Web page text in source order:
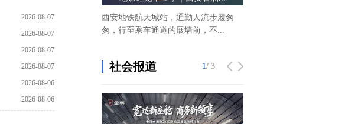
2026-08-07
2026-08-07
2026-08-07
2026-08-07
2026-08-06
2026-08-06
西安地铁航天城站，通勤人流步履匆
匆，行至乘车通道的展墙前，不...
社会报道 1/ 3
1/ 3